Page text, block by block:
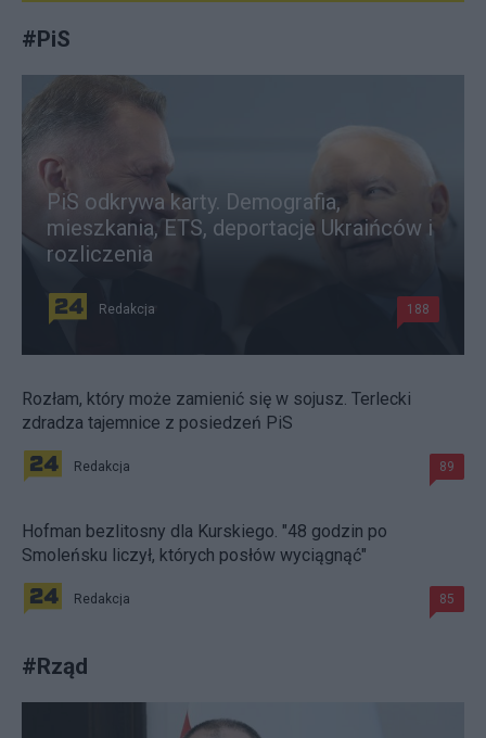
#PiS
PiS odkrywa karty. Demografia,
mieszkania, ETS, deportacje Ukraińców i
rozliczenia
Redakcja 188
Rozłam, który może zamienić się w sojusz. Terlecki
zdradza tajemnice z posiedzeń PiS
Redakcja 89
Hofman bezlitosny dla Kurskiego. "48 godzin po
Smoleńsku liczył, których posłów wyciągnąć"
Redakcja 85
#Rząd